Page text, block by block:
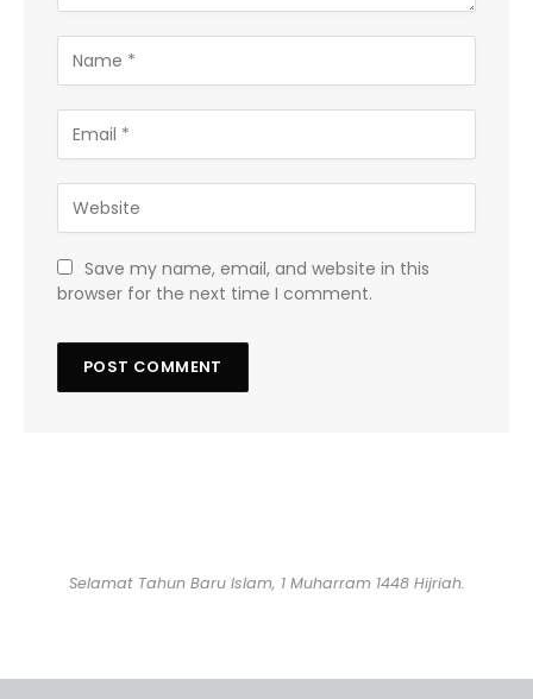
Save my name, email, and website in this
browser for the next time I comment.
Selamat Tahun Baru Islam, 1 Muharram 1448 Hijriah.